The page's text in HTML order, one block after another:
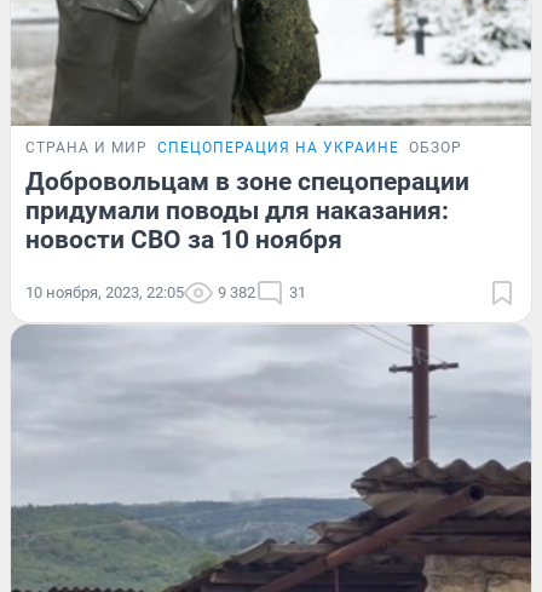
СТРАНА И МИР СПЕЦОПЕРАЦИЯ НА УКРАИНЕ ОБЗОР
Добровольцам в зоне спецоперации
придумали поводы для наказания:
новости СВО за 10 ноября
10 ноября, 2023, 22:05 9 382 31